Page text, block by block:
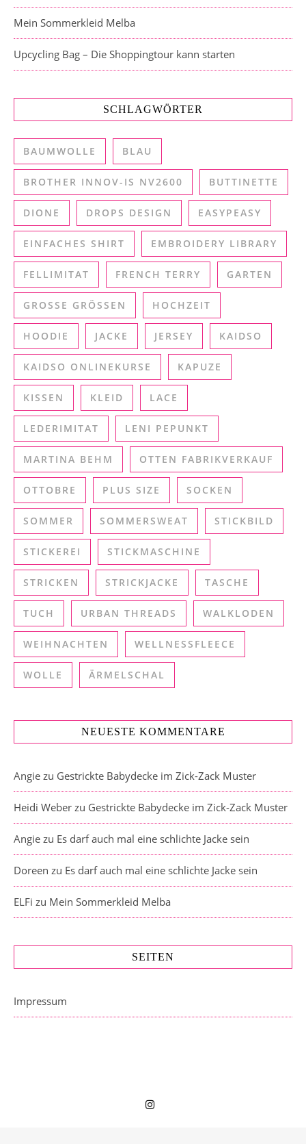
Mein Sommerkleid Melba
Upcycling Bag – Die Shoppingtour kann starten
SCHLAGWÖRTER
BAUMWOLLE BLAU
BROTHER INNOV-IS NV2600 BUTTINETTE
DIONE DROPS DESIGN EASYPEASY
EINFACHES SHIRT EMBROIDERY LIBRARY
FELLIMITAT FRENCH TERRY GARTEN
GROSSE GRÖSSEN HOCHZEIT
HOODIE JACKE JERSEY KAIDSO
KAIDSO ONLINEKURSE KAPUZE
KISSEN KLEID LACE
LEDERIMITAT LENI PEPUNKT
MARTINA BEHM OTTEN FABRIKVERKAUF
OTTOBRE PLUS SIZE SOCKEN
SOMMER SOMMERSWEAT STICKBILD
STICKEREI STICKMASCHINE
STRICKEN STRICKJACKE TASCHE
TUCH URBAN THREADS WALKLODEN
WEIHNACHTEN WELLNESSFLEECE
WOLLE ÄRMELSCHAL
NEUESTE KOMMENTARE
Angie zu Gestrickte Babydecke im Zick-Zack Muster
Heidi Weber zu Gestrickte Babydecke im Zick-Zack Muster
Angie zu Es darf auch mal eine schlichte Jacke sein
Doreen zu Es darf auch mal eine schlichte Jacke sein
ELFi zu Mein Sommerkleid Melba
SEITEN
Impressum